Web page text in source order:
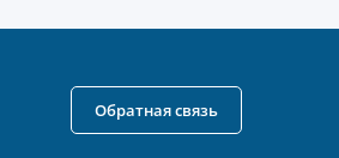
Обратная связь